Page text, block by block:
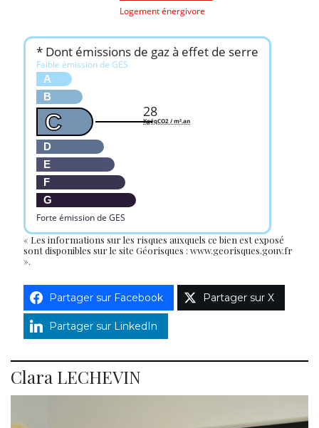
Logement énergivore
* Dont émissions de gaz à effet de serre
Faible émission de GES
A
B
C
D
E
F
G
Forte émission de GES
28
KgéqCO2 / m².an
« Les informations sur les risques auxquels ce bien est exposé
sont disponibles sur le site Géorisques : www.georisques.gouv.fr
».
Partager sur Facebook Partager sur X
Partager sur LinkedIn
Clara LECHEVIN